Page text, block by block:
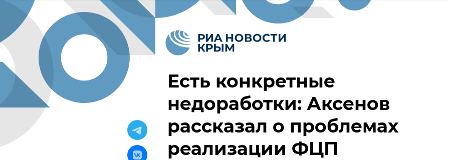
Есть конкретные
недоработки: Аксенов
рассказал о проблемах
реализации ФЦП